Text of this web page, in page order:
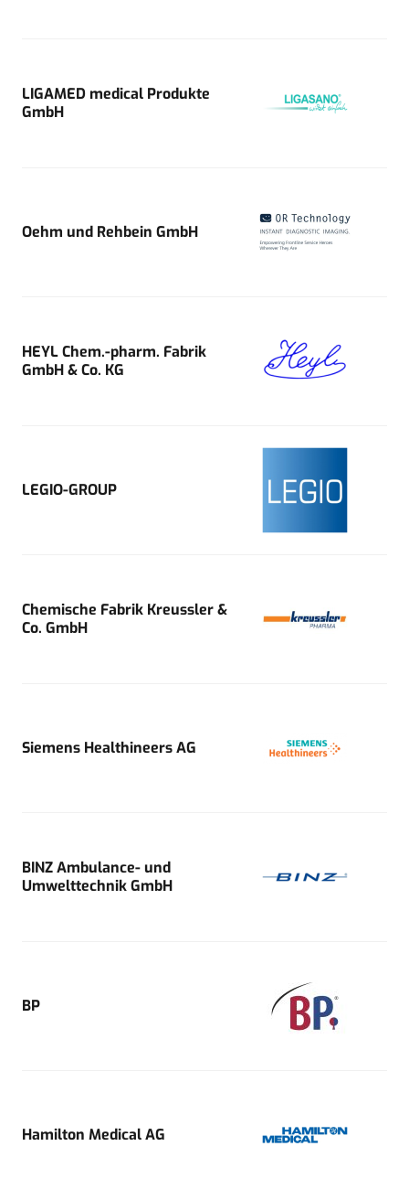
LIGAMED medical Produkte
GmbH
Oehm und Rehbein GmbH
HEYL Chem.-pharm. Fabrik
GmbH & Co. KG
LEGIO-GROUP
Chemische Fabrik Kreussler &
Co. GmbH
Siemens Healthineers AG
BINZ Ambulance- und
Umwelttechnik GmbH
BP
Hamilton Medical AG